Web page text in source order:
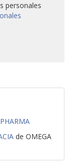
personales
de OMEGA